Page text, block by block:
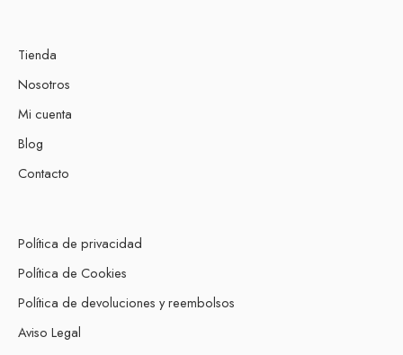
Tienda
Nosotros
Mi cuenta
Blog
Contacto
Política de privacidad
Política de Cookies
Política de devoluciones y reembolsos
Aviso Legal